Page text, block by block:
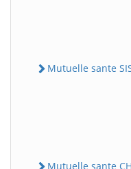
Mutuelle sante
Mutuelle sante